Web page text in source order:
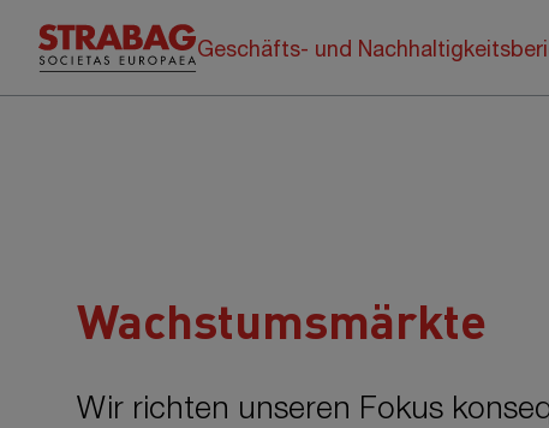
Geschäfts- und
Wachstumsmärkte
Wir richten unseren Fokus